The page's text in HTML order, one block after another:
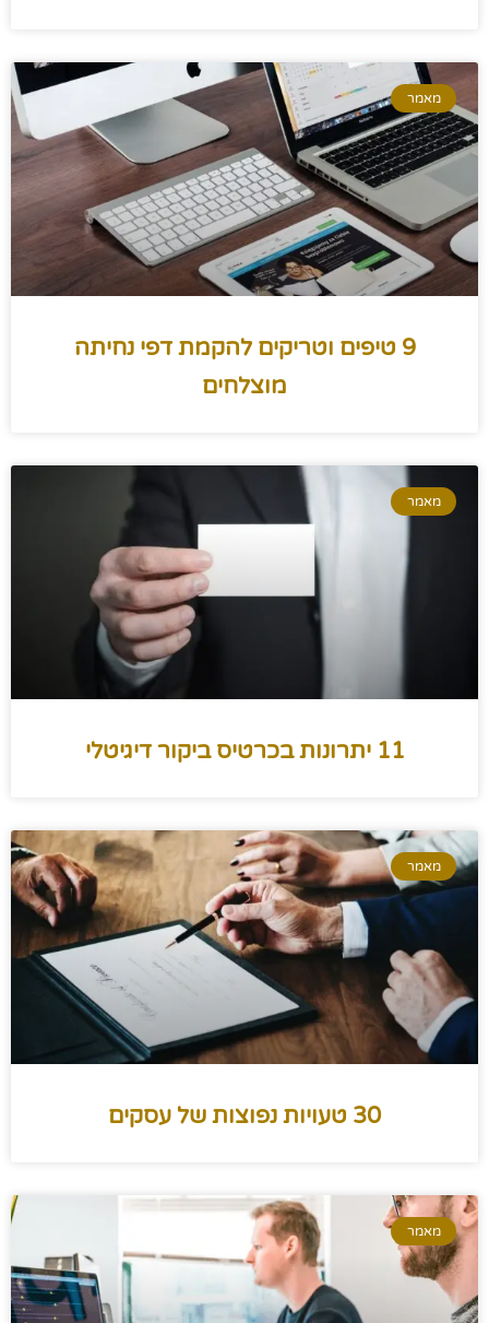
מאמר
9 טיפים וטריקים להקמת דפי נחיתה
מוצלחים​
מאמר
11 יתרונות בכרטיס ביקור דיגיטלי
מאמר
30 טעויות נפוצות של עסקים
מאמר